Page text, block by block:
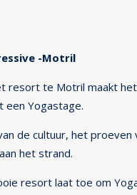
-Motril
resort te Motril maakt
een Yogastage.
de cultuur, het proeven
het strand.
resort laat toe om